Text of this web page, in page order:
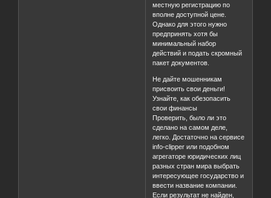
местную регистрацию по
вполне доступной цене.
Однако для этого нужно
предпринять хотя бы
минимальный набор
действий и подать скромный
пакет документов.
Не дайте мошенникам
присвоить свои деньги!
Узнайте, как обезопасить
свои финансы
Проверить, было ли это
сделано на самом деле,
легко. Достаточно на сервисе
info-clipper или подобном
агрегаторе юридических лиц
разных стран мира выбрать
интересующее государство и
ввести название компании.
Если результат не найден,